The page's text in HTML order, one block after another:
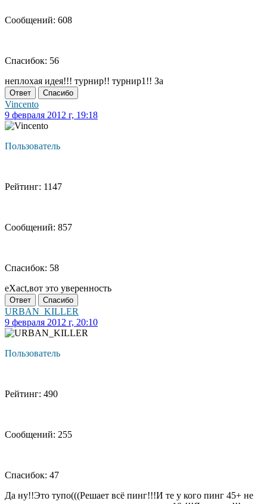
Сообщений: 608
Спасибок: 56
неплохая идея!!! турнир!! турнир1!! За
Ответ Спасибо
Vincento
9 февраля 2012 г, 19:18
Пользователь
Рейтинг: 1147
Сообщений: 857
Спасибок: 58
eXact,вот это уверенность
Ответ Спасибо
URBAN_KILLER
9 февраля 2012 г, 20:10
Пользователь
Рейтинг: 490
Сообщений: 255
Спасибок: 47
Да ну!!Это тупо(((Решает всё пинг!!!И те у кого пинг 45+ не